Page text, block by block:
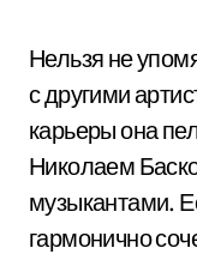
Нельзя не
с другими
карьеры она
Николаем
музыкантами.
гармонично